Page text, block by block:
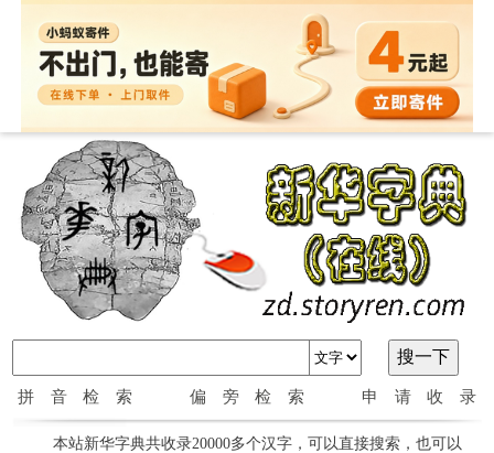
拼音检索 偏旁检索 申请收录
本站新华字典共收录20000多个汉字，可以直接搜索，也可以